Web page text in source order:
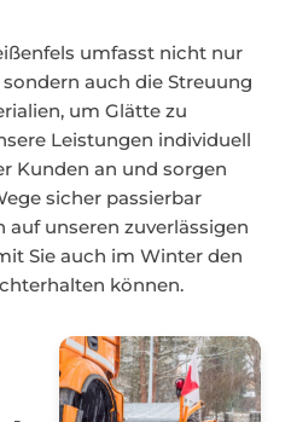
umfasst nicht nur
auch die Streuung
um Glätte zu
Leistungen individuell
Kunden an und sorgen
sicher passierbar
auf unseren zuverlässigen
Sie auch im Winter den
können.